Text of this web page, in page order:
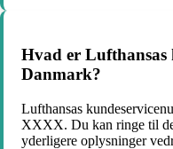
Hvad er Lufthansas
Danmark?
Lufthansas
XXXX. Du kan ringe til
yderligere oplysninger